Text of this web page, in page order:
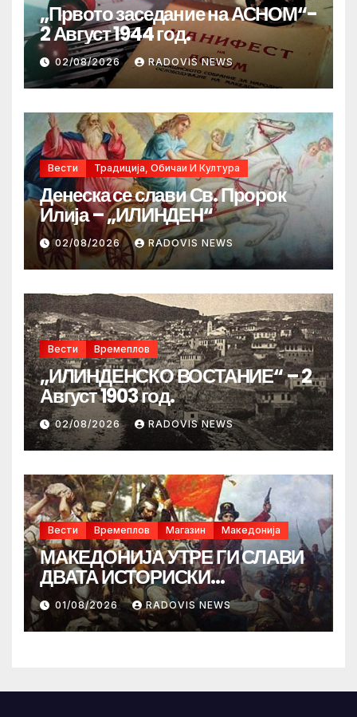
„Првото заседание на АСНОМ“-
2 Август 1944 год.
02/08/2026 RADOVIS NEWS
Вести Традиција, Обичаи И Култура
Денеска се слави Св. Пророк
Илија – „ИЛИНДЕН“
02/08/2026 RADOVIS NEWS
Вести Времеплов
„ИЛИНДЕНСКО ВОСТАНИЕ“ – 2
Август 1903 год.
02/08/2026 RADOVIS NEWS
Вести Времеплов Магазин Македонија
МАКЕДОНИЈА УТРЕ ГИ СЛАВИ
ДВАТА ИСТОРИСКИ
ИЛИНДЕНА!
01/08/2026 RADOVIS NEWS